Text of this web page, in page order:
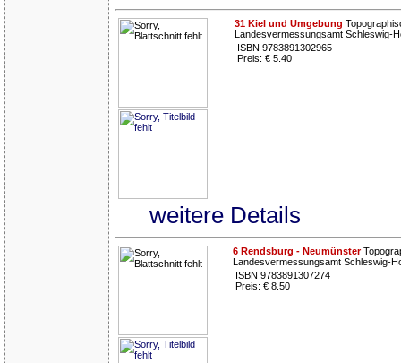
31 Kiel und Umgebung
Landesvermessungsamt Schleswig-
ISBN 9783891302965
Preis: € 5.40
weitere Details
6 Rendsburg - Neumünster
Landesvermessungsamt Schleswig-
ISBN 9783891307274
Preis: € 8.50